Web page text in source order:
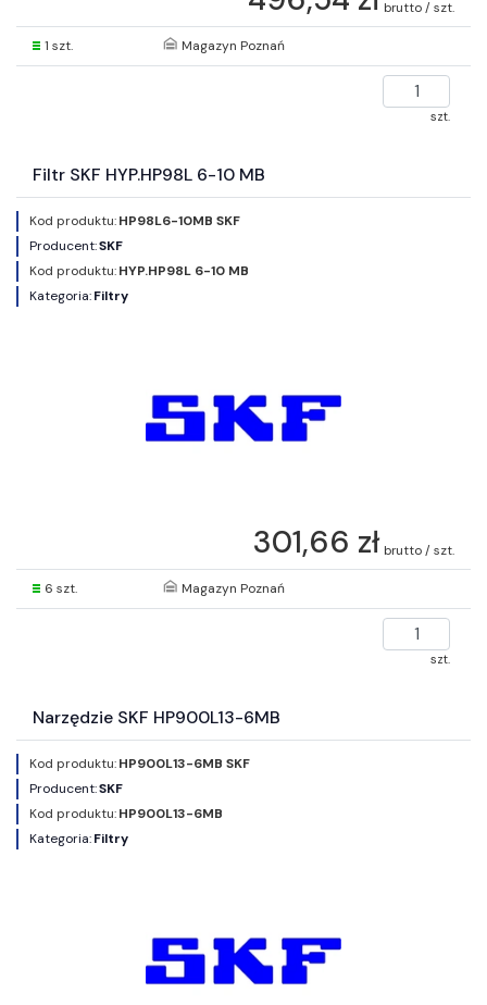
brutto / szt.
1 szt. Magazyn Poznań
szt.
Filtr SKF HYP.HP98L 6-10 MB
Kod produktu:HP98L6-10MB SKF
Producent:SKF
Kod produktu:HYP.HP98L 6-10 MB
Kategoria:Filtry
301,66 zł brutto / szt.
6 szt. Magazyn Poznań
szt.
Narzędzie SKF HP900L13-6MB
Kod produktu:HP900L13-6MB SKF
Producent:SKF
Kod produktu:HP900L13-6MB
Kategoria:Filtry